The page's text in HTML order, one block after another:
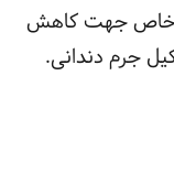
خاص جهت کاهش
جرم دندانی.